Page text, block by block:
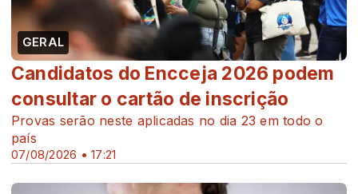
GERAL
07/08/2026 • 17:21
Candidatos do Encceja 2026 podem
consultar o cartão de inscrição
Provas serão neste aplicadas no dia 23 em todo o
país